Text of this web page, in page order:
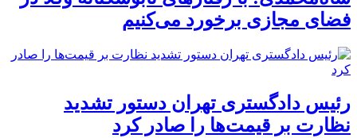
فضای مجازی برخورد می‌کنیم
رئیس دادگستری تهران دستور تشدید
نظارت بر قیمت‌ها را صادر کرد